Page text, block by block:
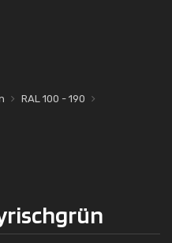
RAL 100 - 190